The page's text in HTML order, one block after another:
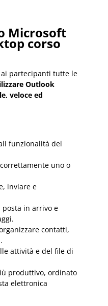
Microsoft
corso
ai partecipanti tutte le
Outlook
veloce ed
funzionalità del
uno o
inviare e
posta in arrivo e
contatti,
attività e del file di
produttivo, ordinato
elettronica